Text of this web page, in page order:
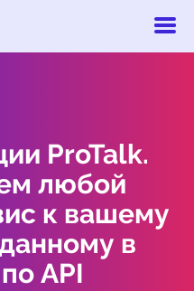
ProTalk.
любой
к вашему
в
API